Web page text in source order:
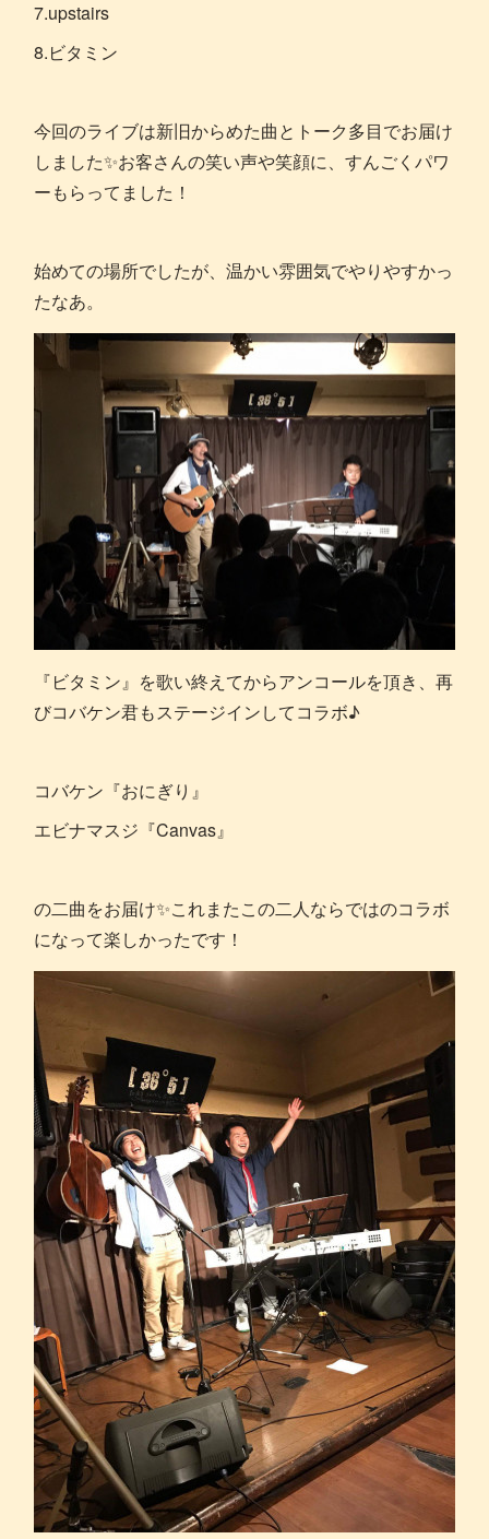
7.upstairs
8.ビタミン
今回のライブは新旧からめた曲とトーク多目でお届け
しました✨お客さんの笑い声や笑顔に、すんごくパワ
ーもらってました！
始めての場所でしたが、温かい雰囲気でやりやすかっ
たなあ。
『ビタミン』を歌い終えてからアンコールを頂き、再
びコバケン君もステージインしてコラボ♪
コバケン『おにぎり』
エビナマスジ『Canvas』
の二曲をお届け✨これまたこの二人ならではのコラボ
になって楽しかったです！